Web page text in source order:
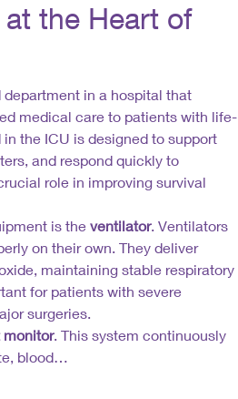
the Heart of
in a hospital that
medical care to patients with life-
the ICU is designed to support
and respond quickly to
role in improving survival
is the ventilator. Ventilators
on their own. They deliver
maintaining stable respiratory
for patients with severe
surgeries.
monitor. This system continuously
blood…